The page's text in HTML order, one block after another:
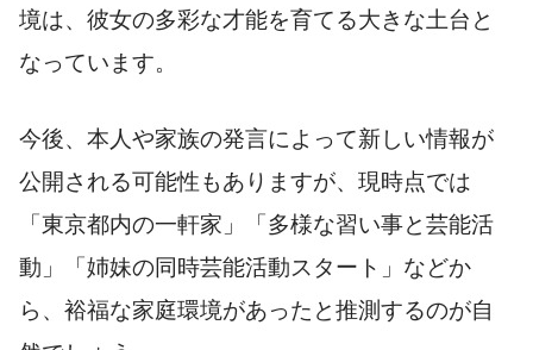
境は、彼女の多彩な才能を育てる大きな土台と
なっています。
今後、本人や家族の発言によって新しい情報が
公開される可能性もありますが、現時点では
「東京都内の一軒家」「多様な習い事と芸能活
動」「姉妹の同時芸能活動スタート」などか
ら、裕福な家庭環境があったと推測するのが自